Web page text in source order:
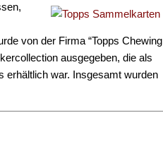
von der Firma “Topps Chewing
ausgegeben, die als
erhältlich war. Insgesamt wurden